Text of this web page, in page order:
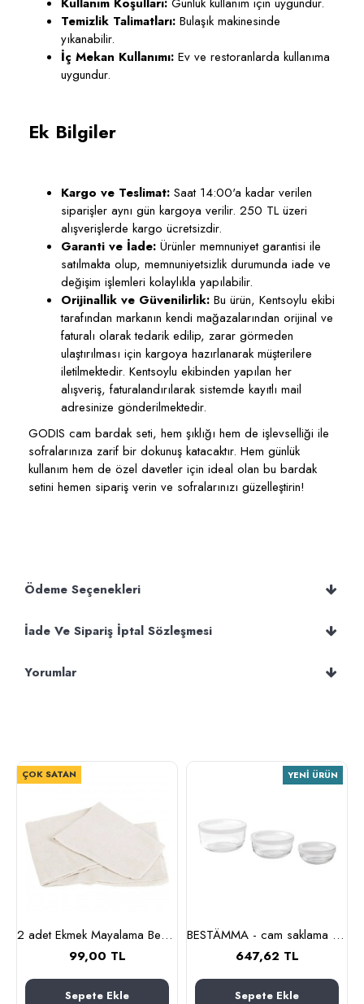
Temizlik Talimatları: Bulaşık makinesinde
yıkanabilir.
İç Mekan Kullanımı: Ev ve restoranlarda kullanıma
uygundur.
Ek Bilgiler
Kargo ve Teslimat: Saat 14:00'a kadar verilen
siparişler aynı gün kargoya verilir. 250 TL üzeri
alışverişlerde kargo ücretsizdir.
Garanti ve İade: Ürünler memnuniyet garantisi ile
satılmakta olup, memnuniyetsizlik durumunda iade ve
değişim işlemleri kolaylıkla yapılabilir.
Orijinallik ve Güvenilirlik: Bu ürün, Kentsoylu ekibi
tarafından markanın kendi mağazalarından orijinal ve
faturalı olarak tedarik edilip, zarar görmeden
ulaştırılması için kargoya hazırlanarak müşterilere
iletilmektedir. Kentsoylu ekibinden yapılan her
alışveriş, faturalandırılarak sistemde kayıtlı mail
adresinize gönderilmektedir.
GODIS cam bardak seti, hem şıklığı hem de işlevselliği ile
sofralarınıza zarif bir dokunuş katacaktır. Hem günlük
kullanım hem de özel davetler için ideal olan bu bardak
setini hemen sipariş verin ve sofralarınızı güzelleştirin!
Ödeme Seçenekleri
İade Ve Sipariş İptal Sözleşmesi
Yorumlar
ÇOK SATAN
2 adet Ekmek Mayalama Bezi 50x70 cm, %100 Pamuk Amerikan Pasa Bezi
99,00 TL
Sepete Ekle
YENI ÜRÜN
BESTÄMMA - cam saklama kabı seti (cam)
647,62 TL
Sepete Ekle